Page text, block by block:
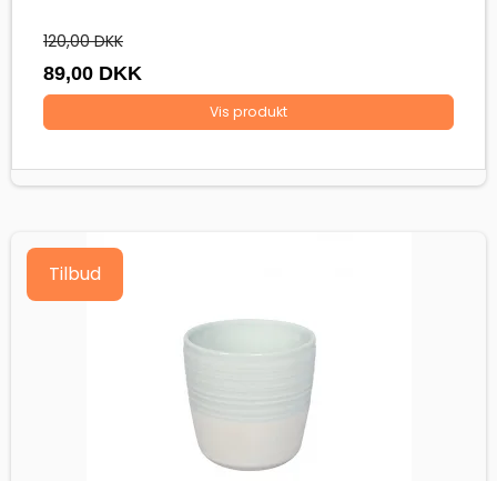
120,00 DKK
89,00 DKK
Vis produkt
Tilbud